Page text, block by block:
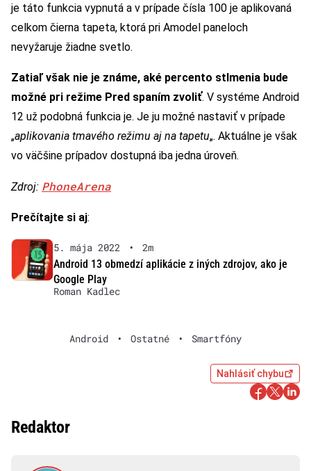
je táto funkcia vypnutá a v prípade čísla 100 je aplikovaná
celkom čierna tapeta, ktorá pri Amodel paneloch
nevyžaruje žiadne svetlo.
Zatiaľ však nie je známe, aké percento stlmenia bude
možné pri režime Pred spaním zvoliť. V systéme Android
12 už podobná funkcia je. Je ju možné nastaviť v prípade
„aplikovania tmavého režimu aj na tapetu„. Aktuálne je však
vo väčšine prípadov dostupná iba jedna úroveň.
Zdroj: PhoneArena
Prečítajte si aj:
5. mája 2022 •
2m
Android 13 obmedzí aplikácie z iných zdrojov, ako je
Google Play
Roman Kadlec
Android • Ostatné • Smartfóny
Nahlásiť chybu
Redaktor